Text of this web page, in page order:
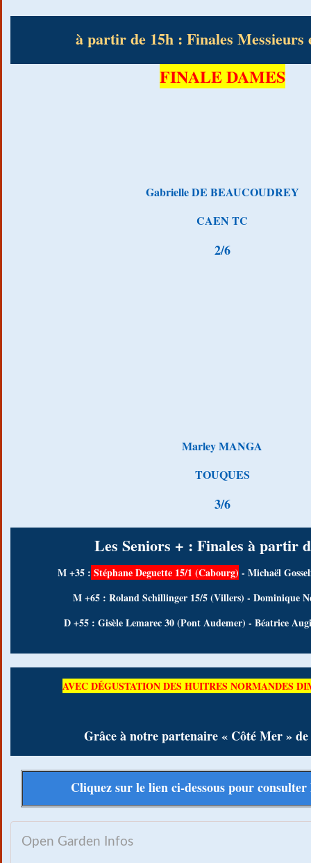
à partir de 15h : Finales Messieurs
FINALE DAMES
Gabrielle DE BEAUCOUDREY
CAEN TC
2/6
Marley MANGA
TOUQUES
3/6
Les Seniors + : Finales à partir
M +35 : Stéphane Deguette 15/1 (Cabourg) - Michaël
M +65 : Roland Schillinger 15/5 (Villers) - Dominique
D +55 : Gisèle Lemarec 30 (Pont Audemer) - Béatrice
AVEC DÉGUSTATION DES HUITRES NORMANDES
Grâce à notre partenaire « Côté Mer »
Cliquez sur le lien ci-dessous pour consulter
Open Garden Infos